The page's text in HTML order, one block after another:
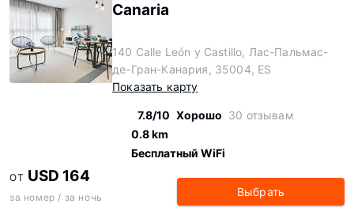
Canaria
140 Calle León y Castillo, Лас-Пальмас-
де-Гран-Канария, 35004, ES
Показать карту
7.8/10 Хорошо 30 отзывам
0.8 km
Бесплатный WiFi
ОТ USD 164
за номер / за ночь Выбрать